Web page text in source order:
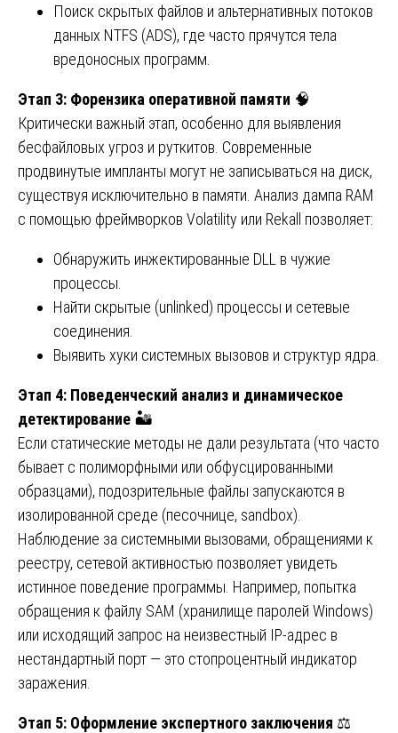
Поиск скрытых файлов и альтернативных потоков
данных NTFS (ADS), где часто прячутся тела
вредоносных программ.
Этап 3: Форензика оперативной памяти 🧠
Критически важный этап, особенно для выявления
бесфайловых угроз и руткитов. Современные
продвинутые импланты могут не записываться на диск,
существуя исключительно в памяти. Анализ дампа RAM
с помощью фреймворков Volatility или Rekall позволяет:
Обнаружить инжектированные DLL в чужие
процессы.
Найти скрытые (unlinked) процессы и сетевые
соединения.
Выявить хуки системных вызовов и структур ядра.
Этап 4: Поведенческий анализ и динамическое
детектирование 🏜️
Если статические методы не дали результата (что часто
бывает с полиморфными или обфусцированными
образцами), подозрительные файлы запускаются в
изолированной среде (песочнице, sandbox).
Наблюдение за системными вызовами, обращениями к
реестру, сетевой активностью позволяет увидеть
истинное поведение программы. Например, попытка
обращения к файлу SAM (хранилище паролей Windows)
или исходящий запрос на неизвестный IP-адрес в
нестандартный порт — это стопроцентный индикатор
заражения.
Этап 5: Оформление экспертного заключения ⚖️